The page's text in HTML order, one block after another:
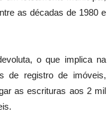
as décadas de 1980 e
o que implica na
de registro de imóveis,
as escrituras aos 2 mil